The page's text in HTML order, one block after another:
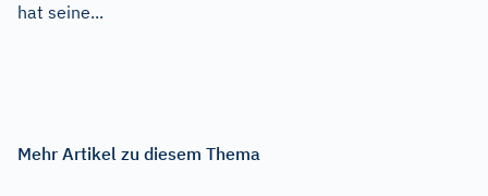
hat seine...
Mehr Artikel zu diesem Thema